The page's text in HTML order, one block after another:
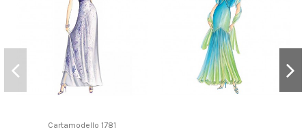
Cartamodello 1781